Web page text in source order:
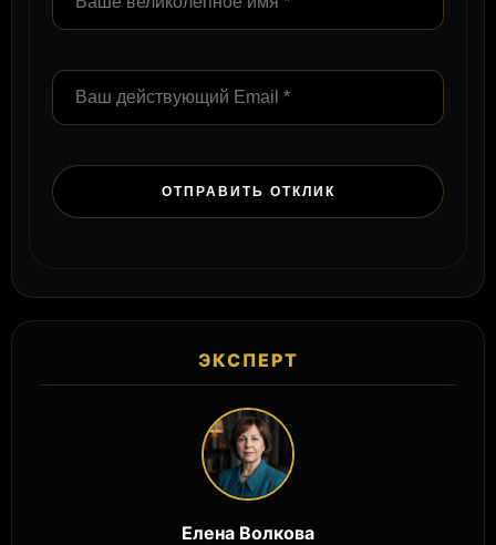
ЭКСПЕРТ
Елена Волкова